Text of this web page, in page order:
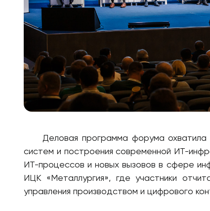
Деловая программа форума охватила
систем и построения современной ИТ-
ИТ-процессов и новых вызовов в сфере
ИЦК «Металлургия», где участники
управления производством и цифрового